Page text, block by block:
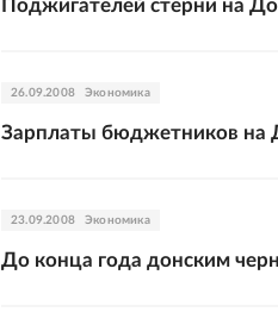
Поджигателей стерни на
26.09.2008 Экономика
Зарплаты бюджетников на
23.09.2008 Экономика
До конца года донским